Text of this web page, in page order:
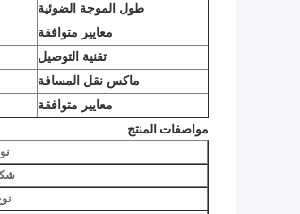
طول الموجة الضوئية
معايير متوافقة
تقنية التوصيل
ماكس نقل المسافة
معايير متوافقة
مواصفات المنتج